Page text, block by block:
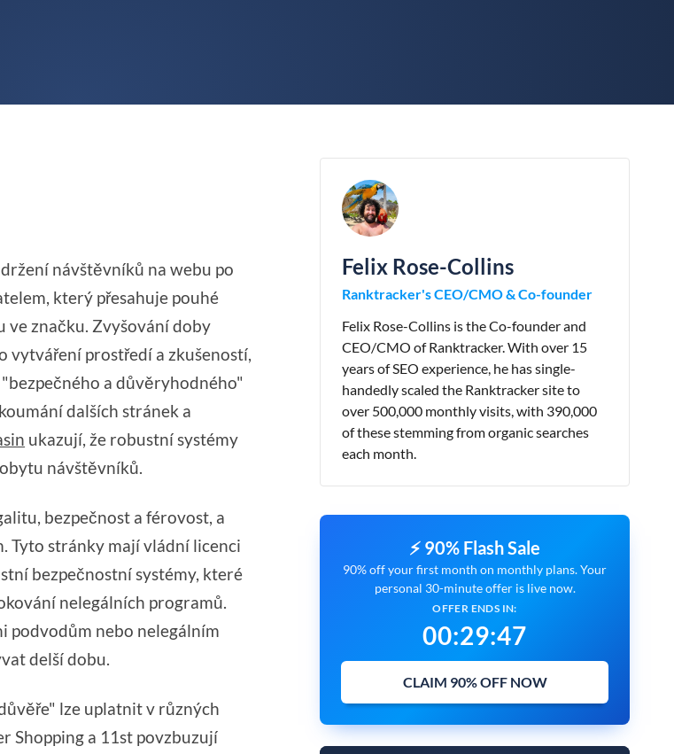
návštěvníků na webu po
který přesahuje pouhé
ve značku. Zvyšování doby
vytváření prostředí a zkušeností,
a důvěryhodného"
dalších stránek a
ukazují, že robustní systémy
návštěvníků.
bezpečnost a férovost, a
Tyto stránky mají vládní licenci
bezpečnostní systémy, které
nelegálních programů.
podvodům nebo nelegálním
delší dobu.
lze uplatnit v různých
Shopping a 11st povzbuzují
Felix Rose-Collins
Ranktracker's CEO/CMO & Co-founder
Felix Rose-Collins is the Co-founder and
CEO/CMO of Ranktracker. With over 15
years of SEO experience, he has single-
handedly scaled the Ranktracker site to
over 500,000 monthly visits, with 390,000
of these stemming from organic searches
each month.
⚡ 90% Flash Sale
90% off your first month on monthly plans. Your
personal 30-minute offer is live now.
OFFER ENDS IN:
00:29:46
CLAIM 90% OFF NOW